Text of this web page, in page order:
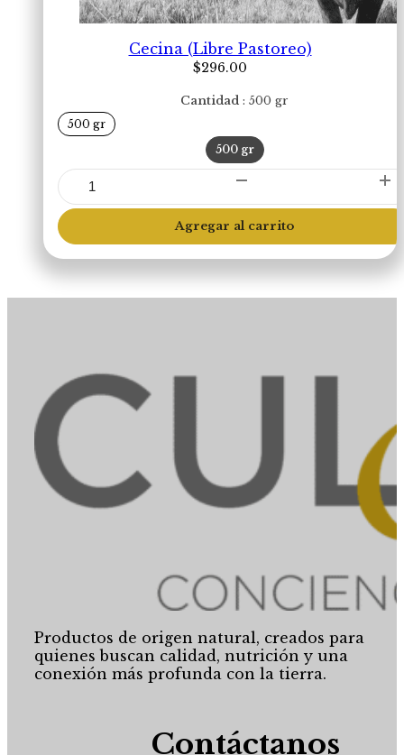
Cecina (Libre Pastoreo)
$296.00
Cantidad 500 gr
500 gr
500 gr
Cecina
(Libre
Pastoreo)
cantidad
Agregar al carrito
Productos de origen natural, creados para
quienes buscan calidad, nutrición y una
conexión más profunda con la tierra.
Contáctanos